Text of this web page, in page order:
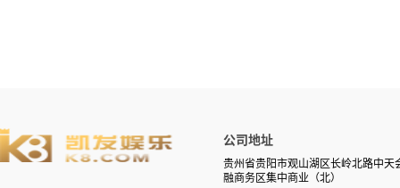
公司地址
贵州省贵阳市观山湖区长岭北路中天
融商务区集中商业（北）